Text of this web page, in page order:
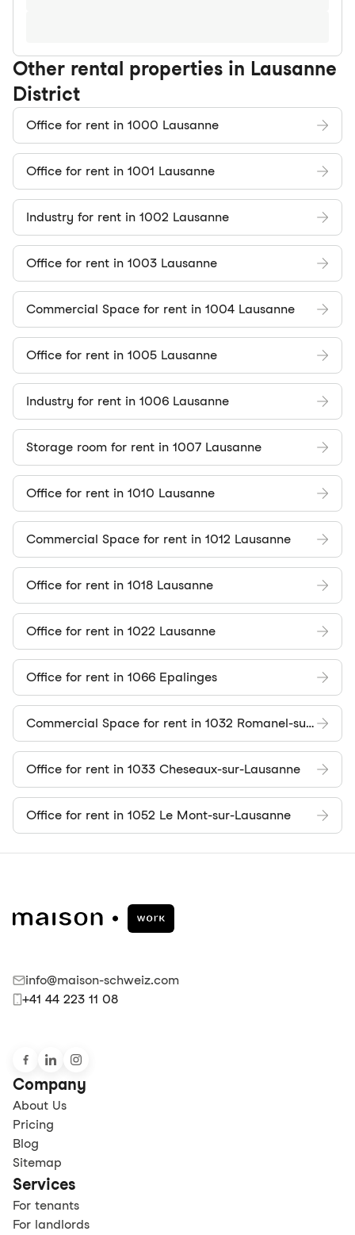
Other rental properties in Lausanne
District
Office for rent in 1000 Lausanne
Office for rent in 1001 Lausanne
Industry for rent in 1002 Lausanne
Office for rent in 1003 Lausanne
Commercial Space for rent in 1004 Lausanne
Office for rent in 1005 Lausanne
Industry for rent in 1006 Lausanne
Storage room for rent in 1007 Lausanne
Office for rent in 1010 Lausanne
Commercial Space for rent in 1012 Lausanne
Office for rent in 1018 Lausanne
Office for rent in 1022 Lausanne
Office for rent in 1066 Epalinges
Commercial Space for rent in 1032 Romanel-sur-Lausanne
Office for rent in 1033 Cheseaux-sur-Lausanne
Office for rent in 1052 Le Mont-sur-Lausanne
info@maison-schweiz.com
+41 44 223 11 08
Company
About Us
Pricing
Blog
Sitemap
Services
For tenants
For landlords